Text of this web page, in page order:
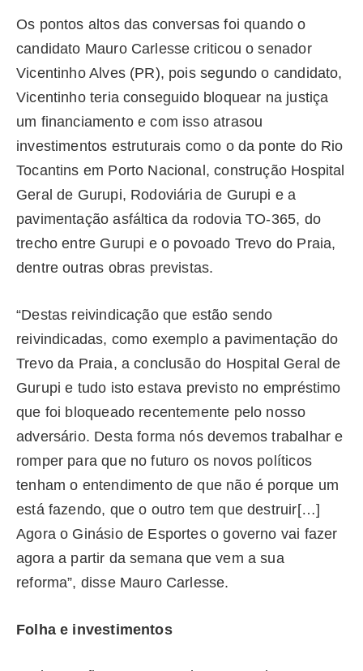
Os pontos altos das conversas foi quando o
candidato Mauro Carlesse criticou o senador
Vicentinho Alves (PR), pois segundo o candidato,
Vicentinho teria conseguido bloquear na justiça
um financiamento e com isso atrasou
investimentos estruturais como o da ponte do Rio
Tocantins em Porto Nacional, construção Hospital
Geral de Gurupi, Rodoviária de Gurupi e a
pavimentação asfáltica da rodovia TO-365, do
trecho entre Gurupi e o povoado Trevo do Praia,
dentre outras obras previstas.
“Destas reivindicação que estão sendo
reivindicadas, como exemplo a pavimentação do
Trevo da Praia, a conclusão do Hospital Geral de
Gurupi e tudo isto estava previsto no empréstimo
que foi bloqueado recentemente pelo nosso
adversário. Desta forma nós devemos trabalhar e
romper para que no futuro os novos políticos
tenham o entendimento de que não é porque um
está fazendo, que o outro tem que destruir[…]
Agora o Ginásio de Esportes o governo vai fazer
agora a partir da semana que vem a sua
reforma”, disse Mauro Carlesse.
Folha e investimentos